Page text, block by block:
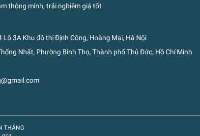
thông minh, trải nghiệm giá tốt
Lô 3A Khu đô thị Định Công, Hoàng Mai, Hà Nội
Nhất, Phường Bình Thọ, Thành phố Thủ Đức, Hồ Chí Minh
THẮNG